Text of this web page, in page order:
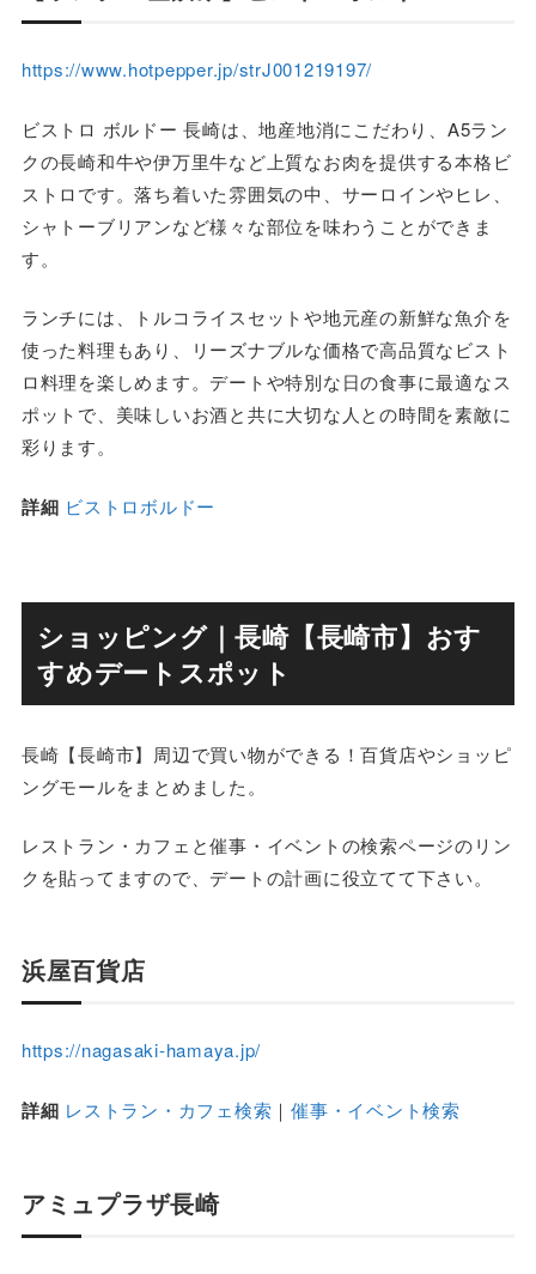
https://www.hotpepper.jp/strJ001219197/
ビストロ ボルドー 長崎は、地産地消にこだわり、A5ラン
クの長崎和牛や伊万里牛など上質なお肉を提供する本格ビ
ストロです。落ち着いた雰囲気の中、サーロインやヒレ、
シャトーブリアンなど様々な部位を味わうことができま
す。
ランチには、トルコライスセットや地元産の新鮮な魚介を
使った料理もあり、リーズナブルな価格で高品質なビスト
ロ料理を楽しめます。デートや特別な日の食事に最適なス
ポットで、美味しいお酒と共に大切な人との時間を素敵に
彩ります。
詳細 ビストロボルドー
ショッピング｜長崎【長崎市】おす
すめデートスポット
長崎【長崎市】周辺で買い物ができる！百貨店やショッピ
ングモールをまとめました。
レストラン・カフェと催事・イベントの検索ページのリン
クを貼ってますので、デートの計画に役立てて下さい。
浜屋百貨店
https://nagasaki-hamaya.jp/
詳細 レストラン・カフェ検索 ｜催事・イベント検索
アミュプラザ長崎